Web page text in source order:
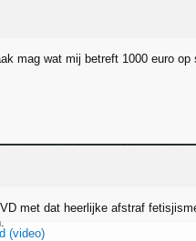
mag wat mij betreft 1000 euro op
met dat heerlijke afstraf
(video)